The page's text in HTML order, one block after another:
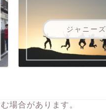
ジャニーズ
場合があります。